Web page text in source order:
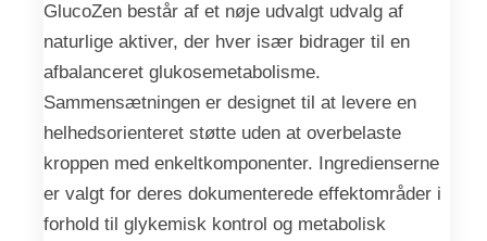
GlucoZen består af et nøje udvalgt udvalg af
naturlige aktiver, der hver især bidrager til en
afbalanceret glukosemetabolisme.
Sammensætningen er designet til at levere en
helhedsorienteret støtte uden at overbelaste
kroppen med enkeltkomponenter. Ingredienserne
er valgt for deres dokumenterede effektområder i
forhold til glykemisk kontrol og metabolisk